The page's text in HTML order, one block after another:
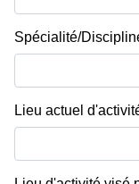
Spécialité/
Lieu actuel